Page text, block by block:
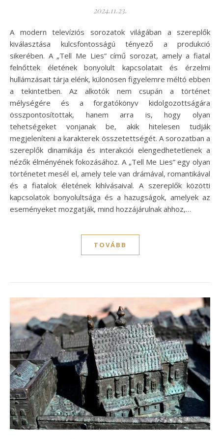
2024.11.23.
A modern televíziós sorozatok világában a szereplők
kiválasztása kulcsfontosságú tényező a produkció
sikerében. A „Tell Me Lies” című sorozat, amely a fiatal
felnőttek életének bonyolult kapcsolatait és érzelmi
hullámzásait tárja elénk, különösen figyelemre méltó ebben
a tekintetben. Az alkotók nem csupán a történet
mélységére és a forgatókönyv kidolgozottságára
összpontosítottak, hanem arra is, hogy olyan
tehetségeket vonjanak be, akik hitelesen tudják
megjeleníteni a karakterek összetettségét. A sorozatban a
szereplők dinamikája és interakciói elengedhetetlenek a
nézők élményének fokozásához. A „Tell Me Lies” egy olyan
történetet mesél el, amely tele van drámával, romantikával
és a fiatalok életének kihívásaival. A szereplők közötti
kapcsolatok bonyolultsága és a hazugságok, amelyek az
eseményeket mozgatják, mind hozzájárulnak ahhoz,…
TOVÁBB